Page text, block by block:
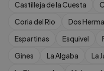
Castilleja de la Cuesta
Coria del Rio
Dos
Espartinas
Esquivel
Gines
La Algaba La